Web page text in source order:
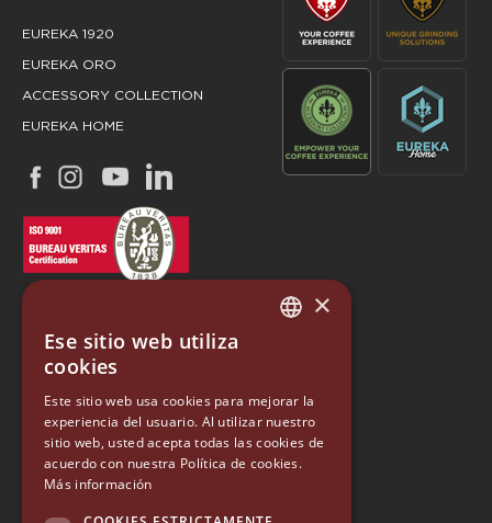
EUREKA 1920
EUREKA ORO
ACCESSORY COLLECTION
EUREKA HOME
EUREKA
Conti Valerio S.r.l.
Via Luigi Longo 39/41
50019, Sesto Fiorentino (FI) - ITALY
GERMAN
SPANISH
×
Ese sitio web utiliza
cookies
Este sitio web usa cookies para mejorar la
experiencia del usuario. Al utilizar nuestro
sitio web, usted acepta todas las cookies de
acuerdo con nuestra Política de cookies.
Más información